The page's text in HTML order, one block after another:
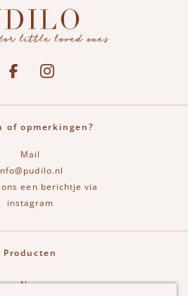
See our FacebookBekijk onze Instagram pagina
of opmerkingen?
Mail
een berichtje via
instagram
Producten
New